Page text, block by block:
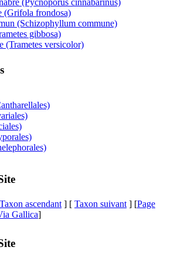
(Grifola frondosa)
(Schizophyllum commune)
gibbosa)
(Trametes versicolor)
Taxon ascendant ] [ Taxon suivant ] [Page
Gallica]